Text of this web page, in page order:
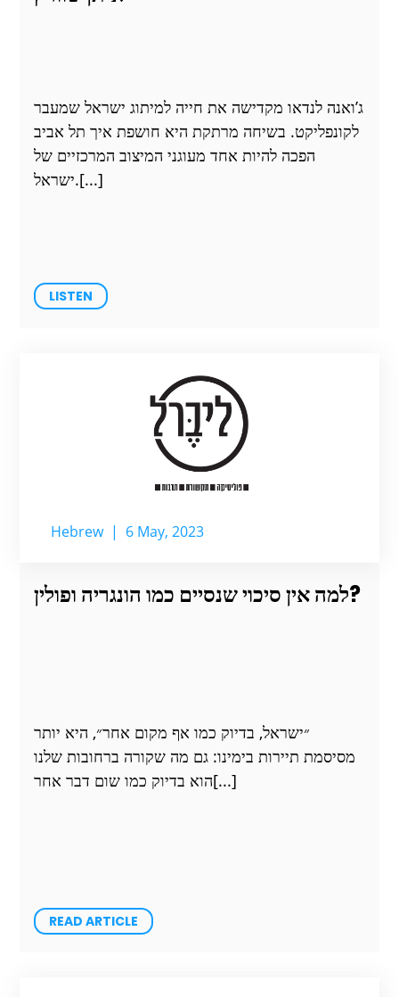
ג’ואנה לנדאו מקדישה את חייה למיתוג ישראל שמעבר
לקונפליקט. בשיחה מרתקת היא חושפת איך תל אביב
הפכה להיות אחד מעוגני המיצוב המרכזיים של
ישראל.
LISTEN
Hebrew| 6 May, 2023
למה אין סיכוי שנסיים כמו הונגריה ופולין?
״ישראל, בדיוק כמו אף מקום אחר״, היא יותר
מסיסמת תיירות בימינו: גם מה שקורה ברחובות שלנו
הוא בדיוק כמו שום דבר אחר
READ ARTICLE